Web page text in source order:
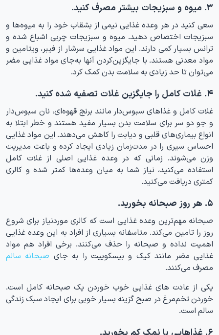
۳. میوه و سبزیجات بیشتر مصرف کنید.
سعی کنید در هر وعده غذایی نیمی از بشقاب خود را به میوه‌ها و
سبزیجات اختصاص دهید. میوه و سبزیجات چربی اشباع شده و
ترانس بسیار کمی دارند. این مواد غذایی سرشار از فیبر، ویتامین و
مواد معدنی هستند. با جایگزین‌کردن آنها به‌جای مواد غذایی مضر
می‌توان تا حد زیادی به سلامت بدن کمک کرد.
۴. غلات کامل را جایگزین غلات تصفیه شده کنید.
غلات کامل و غذاهای سبوس‌دار مانند برنج قهوه‌ای، نان سبوس‌دار
و جو دو سر برای سلامت بدن بسیار مفید هستند و خطر ابتلا به
انواع بیماری‌های قلبی و دیابت را کاهش می‌دهند. این مواد غذایی
احساس سیری را در مدت‌زمان زیادی ایجاد کرده و باعث مدیریت
وزن می‌شوند. زمانی که در وعده غذایی اصلی از غلات کامل
استفاده می‌کنید، نیاز شما به میان وعده‌ها کمتر شده و کالری
کمتری دریافت می‌کنید.
۵. هر روز صبحانه بخورید.
صبحانه مهم‌ترین وعده غذایی است که کالری موردنیاز برای شروع
روز را تامین می‌کند. متاسفانه بسیاری از افراد به این وعده غذایی
اهمیت نداده و صبحانه را حذف می‌کنند. برخی افراد هم مواد
غذایی مضر مانند کیک و بیسکوییت را به جای صبحانه سالم
مصرف می‌کنند.
یکی از عادت های غذایی خوب خوردن یک صبحانه کامل است.
خوردن تخم‌مرغ در صبح گزینه بسیار خوبی برای ایجاد سبک زندگی
سالم است.
۶. غذاهایی با نمک کم بخورید.